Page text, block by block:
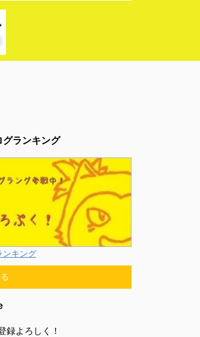
グランキング
ンキング
録よろしく！